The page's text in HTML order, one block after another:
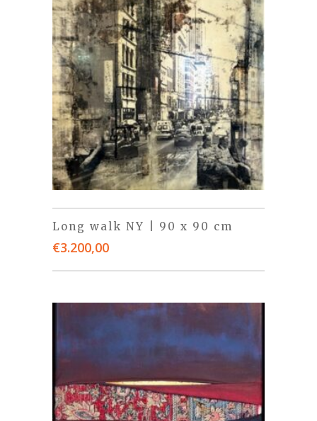
Long walk NY | 90 x 90 cm
€3.200,00